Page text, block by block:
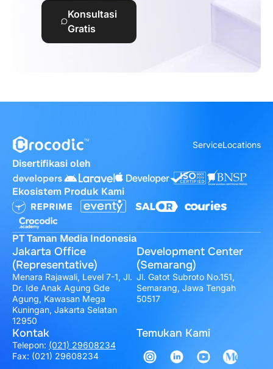
Konsultasi
Gratis
ServiceLocations
Disertifikasi oleh
Ekosistem Produk Kami
PT Taman Media Indonesia
Jakarta Office
(Representative)
Menara Rajawali, Level 7-1, Jl.
Dr. Ide Anak Agung Gde
Agung, Kawasan Mega
Kuningan, Jakarta Selatan
12950
Development Center
(Semarang)
Jl. Gatot Subroto No.151,
Semarang, Jawa Tengah
50517
Kontak
Telepon: (021) 29608234
Fax: (021) 29608234
Temukan Kami